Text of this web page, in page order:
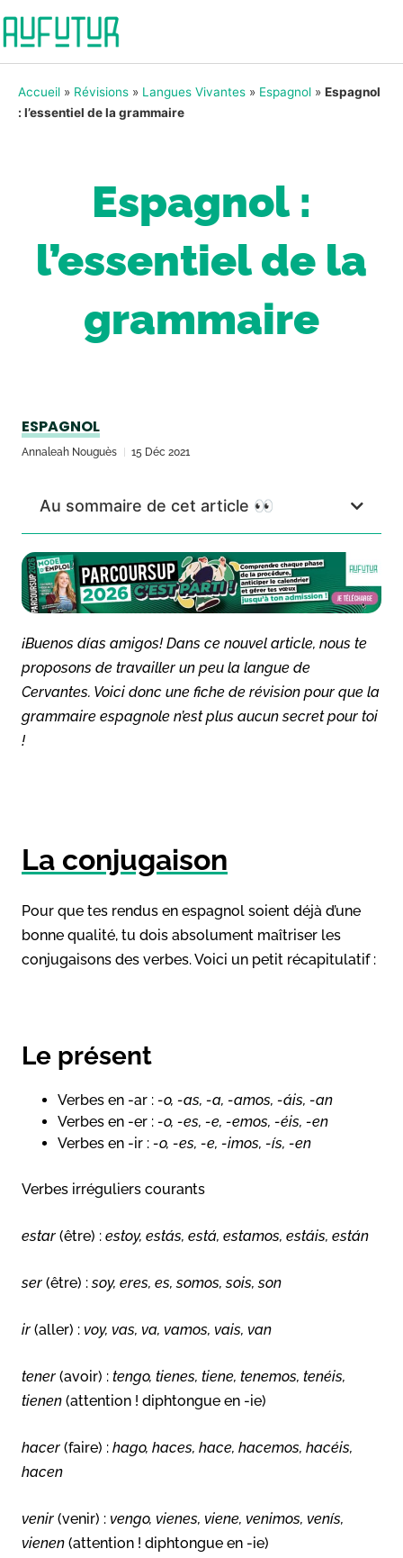
Accueil » Révisions » Langues Vivantes » Espagnol » Espagnol
: l’essentiel de la grammaire
Espagnol :
l’essentiel de la
grammaire
ESPAGNOL
Annaleah Nouguès 15 Déc 2021
Au sommaire de cet article 👀
¡Buenos días amigos! Dans ce nouvel article, nous te
proposons de travailler un peu la langue de
Cervantes. Voici donc une fiche de révision pour que la
grammaire espagnole n’est plus aucun secret pour toi
!
La conjugaison
Pour que tes rendus en espagnol soient déjà d’une
bonne qualité, tu dois absolument maîtriser les
conjugaisons des verbes. Voici un petit récapitulatif :
Le présent
Verbes en -ar : -o, -as, -a, -amos, -áis, -an
Verbes en -er : -o, -es, -e, -emos, -éis, -en
Verbes en -ir : -o, -es, -e, -imos, -ís, -en
Verbes irréguliers courants
estar (être) : estoy, estás, está, estamos, estáis, están
ser (être) :soy, eres, es, somos, sois, son
ir (aller) : voy, vas, va, vamos, vais, van
tener (avoir) : tengo, tienes, tiene, tenemos, tenéis,
tienen (attention ! diphtongue en -ie)
hacer (faire) : hago, haces, hace, hacemos, hacéis,
hacen
venir (venir) : vengo, vienes, viene, venimos, venís,
vienen (attention ! diphtongue en -ie)